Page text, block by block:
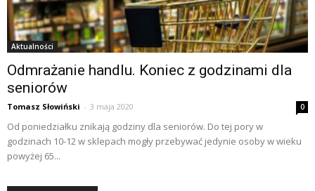
Aktualności
Odmrażanie handlu. Koniec z godzinami dla
seniorów
Tomasz Słowiński - 3 maja 2020 0
Od poniedziałku znikają godziny dla seniorów. Do tej pory w
godzinach 10-12 w sklepach mogły przebywać jedynie osoby w wieku
powyżej 65...